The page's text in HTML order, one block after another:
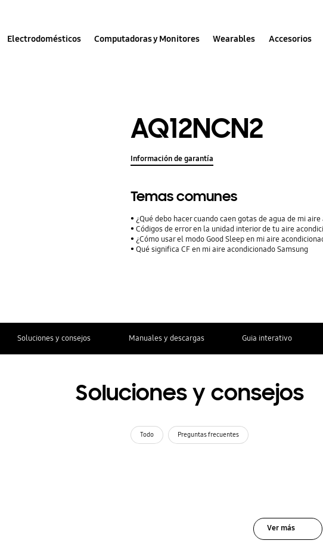
Electrodomésticos Computadoras y Monitores Wearables Accesorios
AQ12NCN2
Información de garantía
Temas comunes
¿Qué debo hacer cuando caen gotas de agua de mi
Códigos de error en la unidad interior de tu aire
¿Cómo usar el modo Good Sleep en mi aire
Qué significa CF en mi aire acondicionado Samsung
Soluciones y consejos Manuales y descargas Guia interativo
Soluciones y consejos
Todo Preguntas frecuentes
Ver más